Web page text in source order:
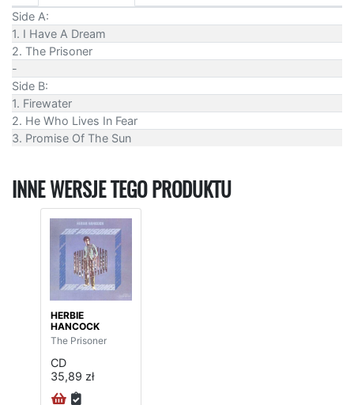
Side A:
1. I Have A Dream
2. The Prisoner
-
Side B:
1. Firewater
2. He Who Lives In Fear
3. Promise Of The Sun
INNE WERSJE TEGO PRODUKTU
HERBIE
HANCOCK
The Prisoner
CD
35,89 zł